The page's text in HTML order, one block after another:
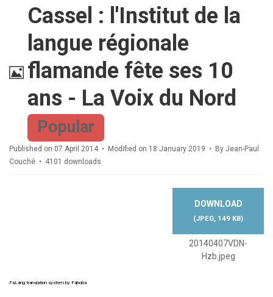
Image
Cassel : l'Institut de la
langue régionale
flamande fête ses 10
ans - La Voix du Nord
Popular
Published on 07 April 2014 Modified on 18 January 2019 By Jean-Paul
Couché
4101 downloads
DOWNLOAD
(JPEG, 149 KB)
20140407VDN-
Hzb.jpeg
FaLang translation system by Faboba